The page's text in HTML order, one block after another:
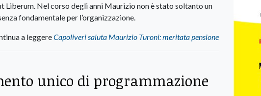
Nel corso degli anni Maurizio non è stato soltanto un
fondamentale per l’organizzazione.
a leggereCapoliveri saluta Maurizio Turoni: meritata pensione
unico di programmazione